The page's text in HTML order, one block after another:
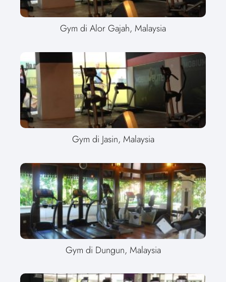
Gym di Alor Gajah, Malaysia
Gym di Jasin, Malaysia
Gym di Dungun, Malaysia